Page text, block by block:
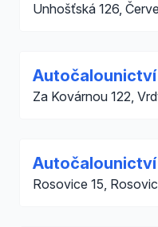
Unhošťská 126,
Za Kovárnou 122,
Rosovice 15,